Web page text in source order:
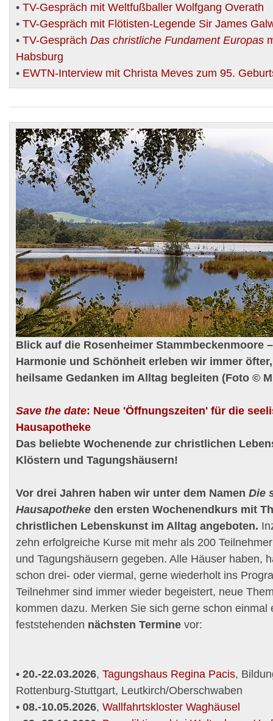
• TV-Gespräch mit Weltfußballer Wolfgang Overath
• TV-Gespräch mit Flötisten-Legende Sir James
• TV-Gespräch Das christliche Fundament Europas
Habsburg
• EWTN-Interview mit Christa Meves zum 95.
Blick auf die Rosenheimer Stammbeckenmoore
Harmonie und Schönheit erleben wir immer
heilsame Gedanken im Alltag begleiten (Foto ©
Save the date: Neue 'Öffnungszeiten' für die
Hausapotheke
Das beliebte Wochenende zur christlichen
Klöstern und Tagungshäusern!
Vor drei Jahren haben wir unter dem Namen Die
Hausapotheke den ersten Wochenendkurs mit
christlichen Lebenskunst im Alltag angeboten.
zehn erfolgreiche Kurse mit mehr als 200
und Tagungshäusern gegeben. Alle Häuser haben,
schon drei- oder viermal, gerne wiederholt ins
Teilnehmer sind immer wieder begeistert, neue
kommen dazu. Merken Sie sich gerne schon einmal
feststehenden nächsten Termine vor:
• 20.-22.03.2026, Tagungshaus Regina Pacis,
Rottenburg-Stuttgart, Leutkirch/Oberschwaben
• 08.-10.05.2026, Wallfahrtskloster Waghäusel